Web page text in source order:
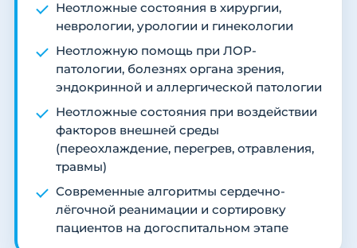
Неотложные состояния в хирургии,
неврологии, урологии и гинекологии
Неотложную помощь при ЛОР-
патологии, болезнях органа зрения,
эндокринной и аллергической патологии
Неотложные состояния при воздействии
факторов внешней среды
(переохлаждение, перегрев, отравления,
травмы)
Современные алгоритмы сердечно-
лёгочной реанимации и сортировку
пациентов на догоспитальном этапе